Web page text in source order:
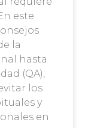
este
la
hasta
(QA),
los
y
en